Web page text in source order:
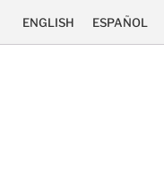
ENGLISH ESPAÑOL